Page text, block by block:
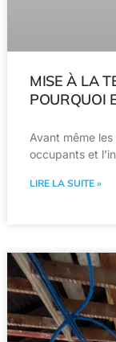
MISE À LA
POURQUOI
Avant même
occupants et
LIRE LA SUITE »